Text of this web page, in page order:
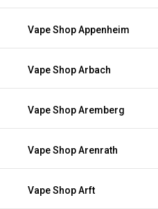
Vape Shop Appenheim
Vape Shop Arbach
Vape Shop Aremberg
Vape Shop Arenrath
Vape Shop Arft